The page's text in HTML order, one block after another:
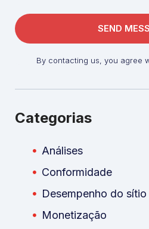
By contacting us, you agree
Categorias
Análises
Conformidade
Desempenho do sítio
Monetização